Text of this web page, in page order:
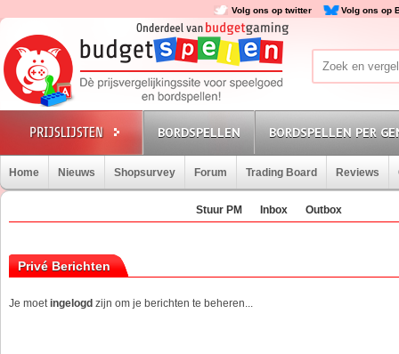
Volg ons op twitter Volg ons op
BORDSPELLEN BORDSPELLEN PER
Home Nieuws Shopsurvey Forum Trading Board Reviews
Stuur PM Inbox Outbox
Privé Berichten
Je moetingelogd zijn om je berichten te beheren...